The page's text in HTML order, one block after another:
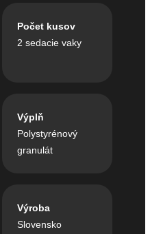
Počet kusov
2 sedacie vaky
Výplň
Polystyrénový
granulát
Výroba
Slovensko